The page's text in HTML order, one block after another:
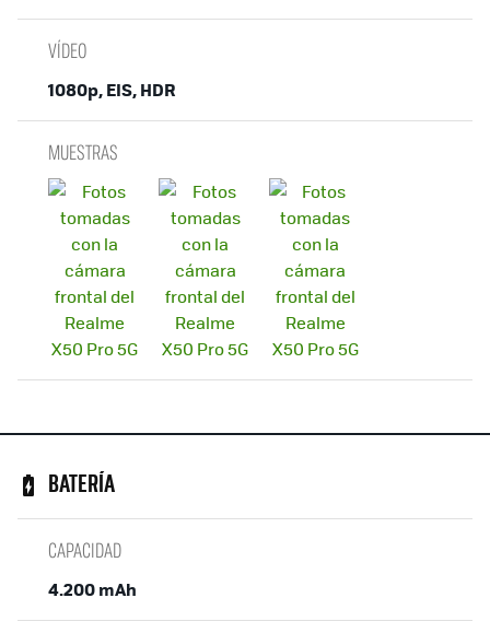
VÍDEO
1080p, EIS, HDR
MUESTRAS
BATERÍA
CAPACIDAD
4.200 mAh